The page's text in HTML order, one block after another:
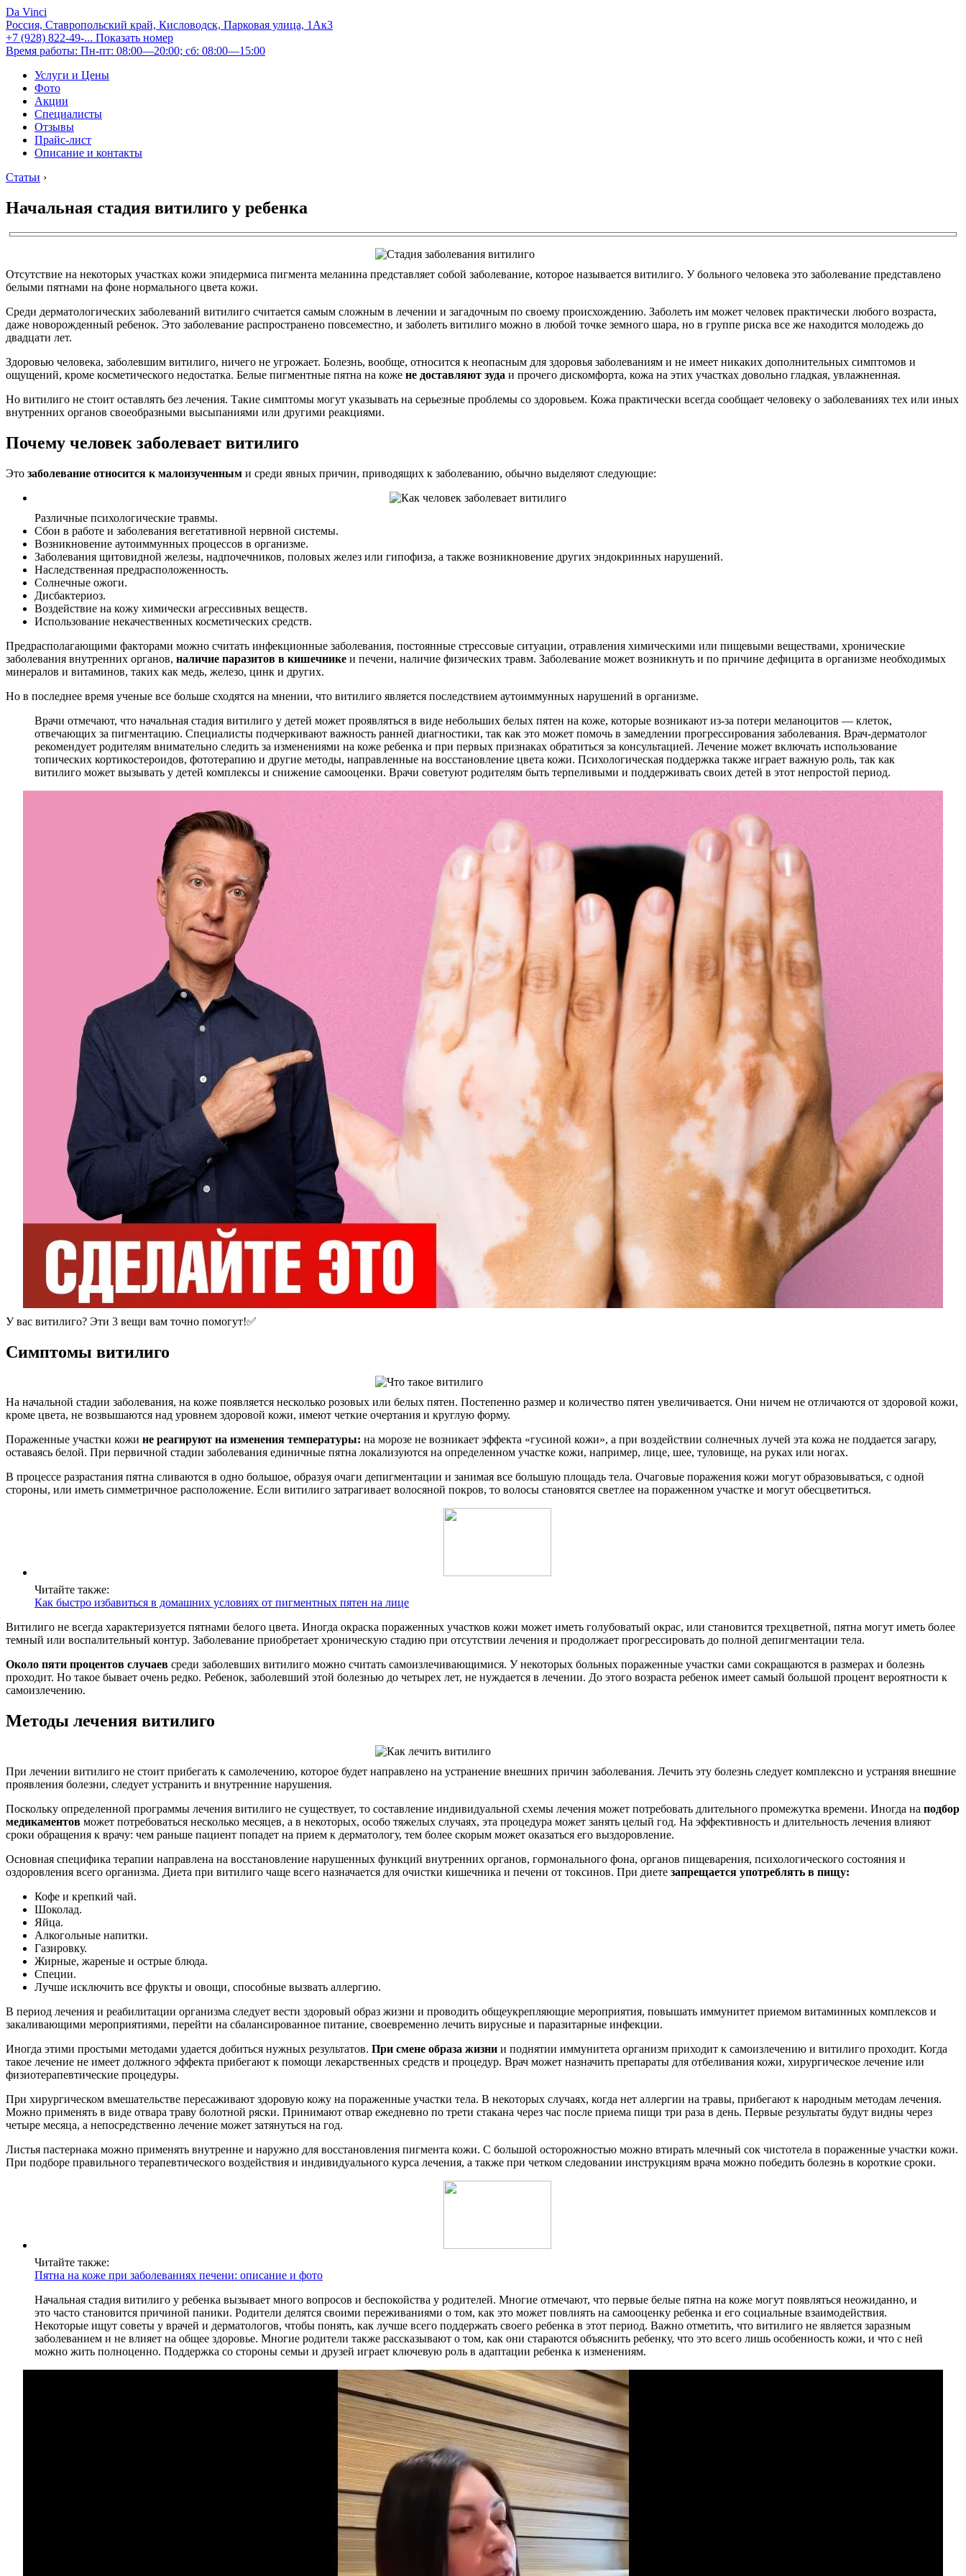
Da Vinci
Россия, Ставропольский край, Кисловодск, Парковая улица, 1Ак3
+7 (928) 822-49-... Показать номер
Время работы: Пн-пт: 08:00—20:00; сб: 08:00—15:00
Услуги и Цены
Фото
Акции
Специалисты
Отзывы
Прайс-лист
Описание и контакты
Статьи ›
Начальная стадия витилиго у ребенка
Отсутствие на некоторых участках кожи эпидермиса пигмента меланина представляет собой заболевание, которое называется витилиго. У больного человека это заболевание представлено
белыми пятнами на фоне нормального цвета кожи.
Среди дерматологических заболеваний витилиго считается самым сложным в лечении и загадочным по своему происхождению. Заболеть им может человек практически любого возраста,
даже новорожденный ребенок. Это заболевание распространено повсеместно, и заболеть витилиго можно в любой точке земного шара, но в группе риска все же находится молодежь до
двадцати лет.
Здоровью человека, заболевшим витилиго, ничего не угрожает. Болезнь, вообще, относится к неопасным для здоровья заболеваниям и не имеет никаких дополнительных симптомов и
ощущений, кроме косметического недостатка. Белые пигментные пятна на коже не доставляют зуда и прочего дискомфорта, кожа на этих участках довольно гладкая, увлажненная.
Но витилиго не стоит оставлять без лечения. Такие симптомы могут указывать на серьезные проблемы со здоровьем. Кожа практически всегда сообщает человеку о заболеваниях тех или иных
внутренних органов своеобразными высыпаниями или другими реакциями.
Почему человек заболевает витилиго
Это заболевание относится к малоизученным и среди явных причин, приводящих к заболеванию, обычно выделяют следующие:
Различные психологические травмы.
Сбои в работе и заболевания вегетативной нервной системы.
Возникновение аутоиммунных процессов в организме.
Заболевания щитовидной железы, надпочечников, половых желез или гипофиза, а также возникновение других эндокринных нарушений.
Наследственная предрасположенность.
Солнечные ожоги.
Дисбактериоз.
Воздействие на кожу химически агрессивных веществ.
Использование некачественных косметических средств.
Предрасполагающими факторами можно считать инфекционные заболевания, постоянные стрессовые ситуации, отравления химическими или пищевыми веществами, хронические
заболевания внутренних органов, наличие паразитов в кишечнике и печени, наличие физических травм. Заболевание может возникнуть и по причине дефицита в организме необходимых
минералов и витаминов, таких как медь, железо, цинк и других.
Но в последнее время ученые все больше сходятся на мнении, что витилиго является последствием аутоиммунных нарушений в организме.
Врачи отмечают, что начальная стадия витилиго у детей может проявляться в виде небольших белых пятен на коже, которые возникают из-за потери меланоцитов — клеток,
отвечающих за пигментацию. Специалисты подчеркивают важность ранней диагностики, так как это может помочь в замедлении прогрессирования заболевания. Врач-дерматолог
рекомендует родителям внимательно следить за изменениями на коже ребенка и при первых признаках обратиться за консультацией. Лечение может включать использование
топических кортикостероидов, фототерапию и другие методы, направленные на восстановление цвета кожи. Психологическая поддержка также играет важную роль, так как
витилиго может вызывать у детей комплексы и снижение самооценки. Врачи советуют родителям быть терпеливыми и поддерживать своих детей в этот непростой период.
У вас витилиго? Эти 3 вещи вам точно помогут!✅
Симптомы витилиго
На начальной стадии заболевания, на коже появляется несколько розовых или белых пятен. Постепенно размер и количество пятен увеличивается. Они ничем не отличаются от здоровой кожи,
кроме цвета, не возвышаются над уровнем здоровой кожи, имеют четкие очертания и круглую форму.
Пораженные участки кожи не реагируют на изменения температуры: на морозе не возникает эффекта «гусиной кожи», а при воздействии солнечных лучей эта кожа не поддается загару,
оставаясь белой. При первичной стадии заболевания единичные пятна локализуются на определенном участке кожи, например, лице, шее, туловище, на руках или ногах.
В процессе разрастания пятна сливаются в одно большое, образуя очаги депигментации и занимая все большую площадь тела. Очаговые поражения кожи могут образовываться, с одной
стороны, или иметь симметричное расположение. Если витилиго затрагивает волосяной покров, то волосы становятся светлее на пораженном участке и могут обесцветиться.
Читайте также:
Как быстро избавиться в домашних условиях от пигментных пятен на лице
Витилиго не всегда характеризуется пятнами белого цвета. Иногда окраска пораженных участков кожи может иметь голубоватый окрас, или становится трехцветной, пятна могут иметь более
темный или воспалительный контур. Заболевание приобретает хроническую стадию при отсутствии лечения и продолжает прогрессировать до полной депигментации тела.
Около пяти процентов случаев среди заболевших витилиго можно считать самоизлечивающимися. У некоторых больных пораженные участки сами сокращаются в размерах и болезнь
проходит. Но такое бывает очень редко. Ребенок, заболевший этой болезнью до четырех лет, не нуждается в лечении. До этого возраста ребенок имеет самый большой процент вероятности к
самоизлечению.
Методы лечения витилиго
При лечении витилиго не стоит прибегать к самолечению, которое будет направлено на устранение внешних причин заболевания. Лечить эту болезнь следует комплексно и устраняя внешние
проявления болезни, следует устранить и внутренние нарушения.
Поскольку определенной программы лечения витилиго не существует, то составление индивидуальной схемы лечения может потребовать длительного промежутка времени. Иногда на подбор
медикаментов может потребоваться несколько месяцев, а в некоторых, особо тяжелых случаях, эта процедура может занять целый год. На эффективность и длительность лечения влияют
сроки обращения к врачу: чем раньше пациент попадет на прием к дерматологу, тем более скорым может оказаться его выздоровление.
Основная специфика терапии направлена на восстановление нарушенных функций внутренних органов, гормонального фона, органов пищеварения, психологического состояния и
оздоровления всего организма. Диета при витилиго чаще всего назначается для очистки кишечника и печени от токсинов. При диете запрещается употреблять в пищу:
Кофе и крепкий чай.
Шоколад.
Яйца.
Алкогольные напитки.
Газировку.
Жирные, жареные и острые блюда.
Специи.
Лучше исключить все фрукты и овощи, способные вызвать аллергию.
В период лечения и реабилитации организма следует вести здоровый образ жизни и проводить общеукрепляющие мероприятия, повышать иммунитет приемом витаминных комплексов и
закаливающими мероприятиями, перейти на сбалансированное питание, своевременно лечить вирусные и паразитарные инфекции.
Иногда этими простыми методами удается добиться нужных результатов. При смене образа жизни и поднятии иммунитета организм приходит к самоизлечению и витилиго проходит. Когда
такое лечение не имеет должного эффекта прибегают к помощи лекарственных средств и процедур. Врач может назначить препараты для отбеливания кожи, хирургическое лечение или
физиотерапевтические процедуры.
При хирургическом вмешательстве пересаживают здоровую кожу на пораженные участки тела. В некоторых случаях, когда нет аллергии на травы, прибегают к народным методам лечения.
Можно применять в виде отвара траву болотной ряски. Принимают отвар ежедневно по трети стакана через час после приема пищи три раза в день. Первые результаты будут видны через
четыре месяца, а непосредственно лечение может затянуться на год.
Листья пастернака можно применять внутренне и наружно для восстановления пигмента кожи. С большой осторожностью можно втирать млечный сок чистотела в пораженные участки кожи.
При подборе правильного терапевтического воздействия и индивидуального курса лечения, а также при четком следовании инструкциям врача можно победить болезнь в короткие сроки.
Читайте также:
Пятна на коже при заболеваниях печени: описание и фото
Начальная стадия витилиго у ребенка вызывает много вопросов и беспокойства у родителей. Многие отмечают, что первые белые пятна на коже могут появляться неожиданно, и
это часто становится причиной паники. Родители делятся своими переживаниями о том, как это может повлиять на самооценку ребенка и его социальные взаимодействия.
Некоторые ищут советы у врачей и дерматологов, чтобы понять, как лучше всего поддержать своего ребенка в этот период. Важно отметить, что витилиго не является заразным
заболеванием и не влияет на общее здоровье. Многие родители также рассказывают о том, как они стараются объяснить ребенку, что это всего лишь особенность кожи, и что с ней
можно жить полноценно. Поддержка со стороны семьи и друзей играет ключевую роль в адаптации ребенка к изменениям.